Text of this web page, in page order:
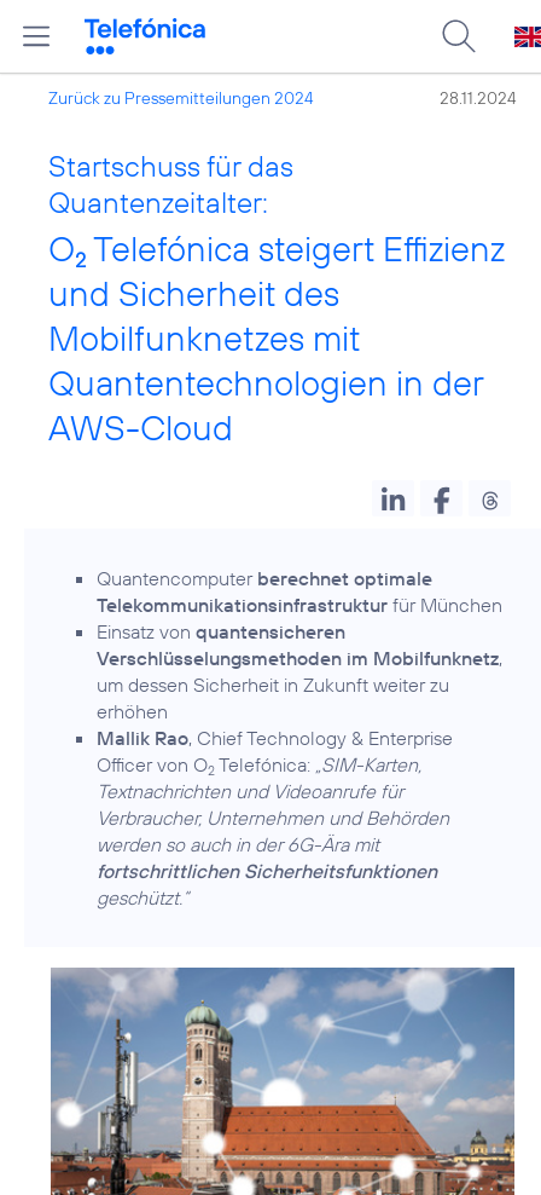
Zurück zu Pressemitteilungen 2024 28.11.2024
Startschuss für das
Quantenzeitalter:
O2 Telefónica steigert Effizienz
und Sicherheit des
Mobilfunknetzes mit
Quantentechnologien in der
AWS-Cloud
Quantencomputer berechnet optimale
Telekommunikationsinfrastruktur für München
Einsatz von quantensicheren
Verschlüsselungsmethoden im Mobilfunknetz,
um dessen Sicherheit in Zukunft weiter zu
erhöhen
Mallik Rao, Chief Technology & Enterprise
Officer von O2 Telefónica: „SIM-Karten,
Textnachrichten und Videoanrufe für
Verbraucher, Unternehmen und Behörden
werden so auch in der 6G-Ära mit
fortschrittlichen Sicherheitsfunktionen
geschützt.“